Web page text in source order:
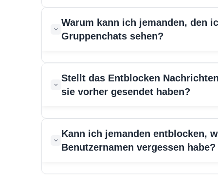
Warum kann ich jemanden, den
Gruppenchats sehen?
Gruppenchats funktionieren unabhängig vom
Nachrichten von dieser Person, können aber dennoch
schreibt.
Stellt das Entblocken
sie vorher gesendet haben?
Nein. Nachrichtenanfragen, die während der
nicht. Nur neue Nachrichten werden angezeigt,
Kann ich jemanden entblocken,
Benutzernamen vergessen habe?